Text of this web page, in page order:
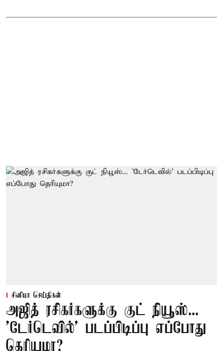
சினிமா செய்திகள்
அஜித் ரசிகர்களுக்கு குட் நியூஸ்...
'டேர்டெவில்' படப்பிடிப்பு எப்போது
தெரியுமா?